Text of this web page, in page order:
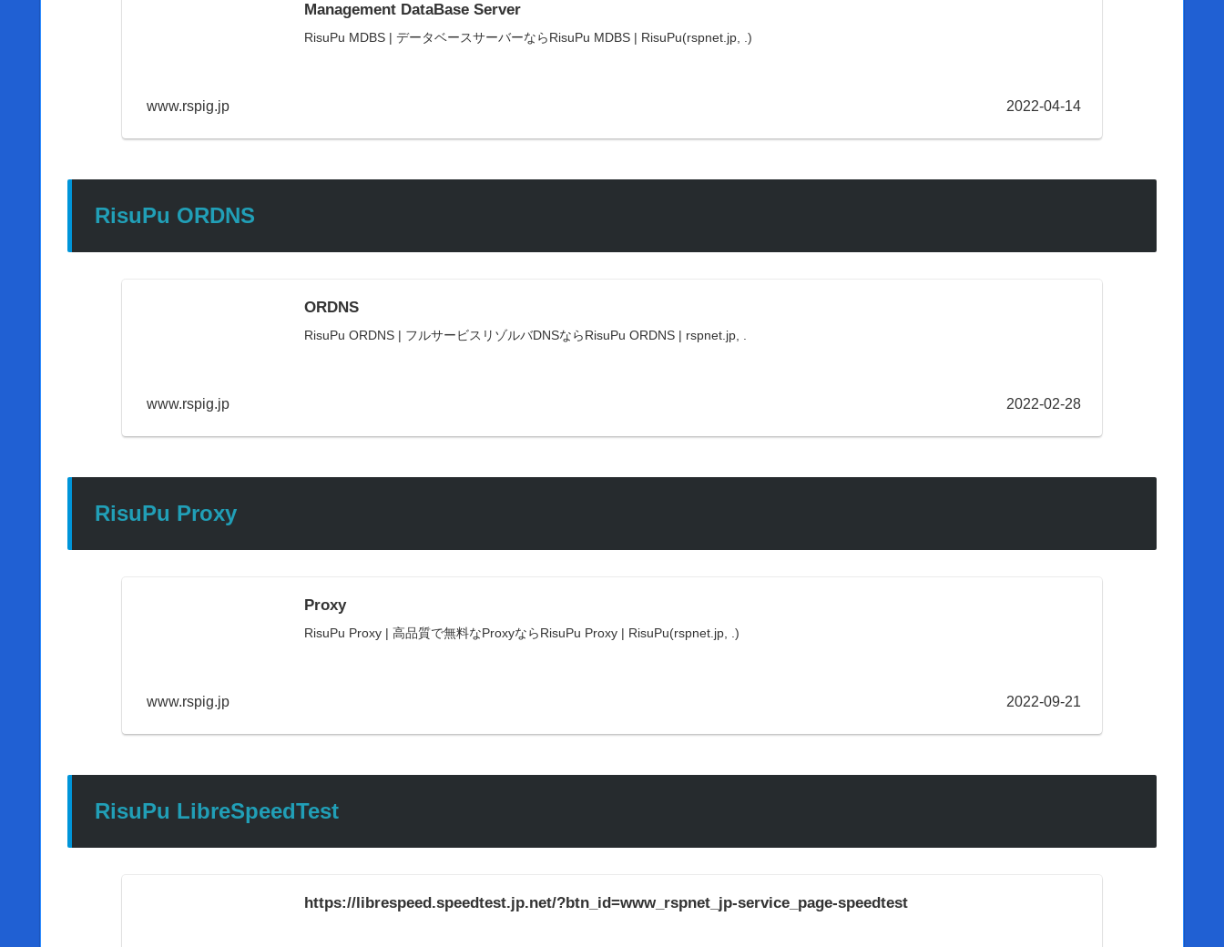
Management DataBase Server
RisuPu MDBS | データベースサーバーならRisuPu MDBS | RisuPu(rspnet.jp, .)
www.rspig.jp 2022-04-14
RisuPu ORDNS
ORDNS
RisuPu ORDNS | フルサービスリゾルバDNSならRisuPu ORDNS | rspnet.jp, .
www.rspig.jp 2022-02-28
RisuPu Proxy
Proxy
RisuPu Proxy | 高品質で無料なProxyならRisuPu Proxy | RisuPu(rspnet.jp, .)
www.rspig.jp 2022-09-21
RisuPu LibreSpeedTest
https://librespeed.speedtest.jp.net/?btn_id=www_rspnet_jp-service_page-speedtest